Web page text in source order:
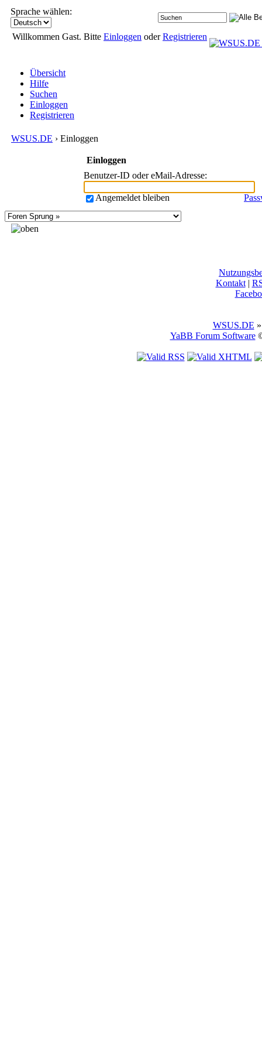
Sprache wählen:
Willkommen Gast. Bitte Einloggen oderRegistrieren
Übersicht
Hilfe
Suchen
Einloggen
Registrieren
WSUS.DE › Einloggen
Einloggen
Benutzer-ID oder eMail-Adresse:
Angemeldet bleiben
Kontakt|
WSUS.DE
YaBB Forum Software©